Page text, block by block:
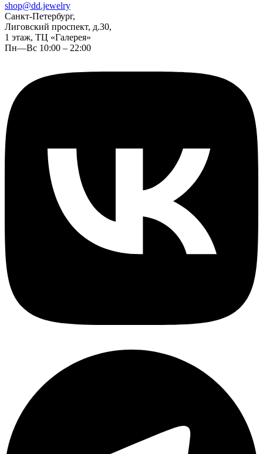
shop@dd.jewelry
Санкт-Петербург,
Лиговский проспект, д.30,
1 этаж, ТЦ «Галерея»
Пн—Вс 10:00 – 22:00